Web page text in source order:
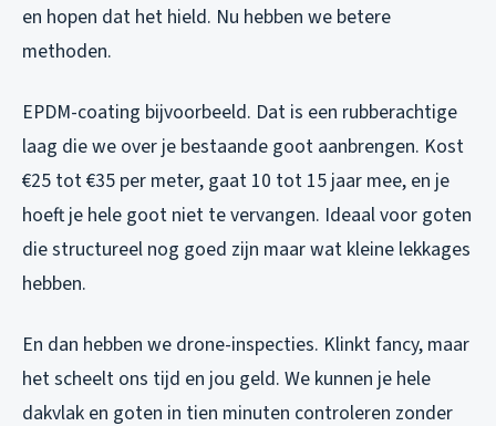
en hopen dat het hield. Nu hebben we betere
methoden.
EPDM-coating bijvoorbeeld. Dat is een rubberachtige
laag die we over je bestaande goot aanbrengen. Kost
€25 tot €35 per meter, gaat 10 tot 15 jaar mee, en je
hoeft je hele goot niet te vervangen. Ideaal voor goten
die structureel nog goed zijn maar wat kleine lekkages
hebben.
En dan hebben we drone-inspecties. Klinkt fancy, maar
het scheelt ons tijd en jou geld. We kunnen je hele
dakvlak en goten in tien minuten controleren zonder